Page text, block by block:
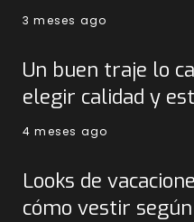
3 meses ago
Un buen traje lo
elegir calidad y
4 meses ago
Looks de
cómo vestir